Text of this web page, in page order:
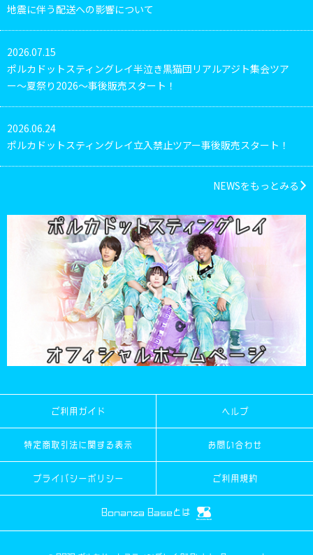
地震に伴う配送への影響について
2026.07.15
ポルカドットスティングレイ半泣き黒猫団リアルアジト集会ツア
ー〜夏祭り2026〜事後販売スタート！
2026.06.24
ポルカドットスティングレイ立入禁止ツアー事後販売スタート！
NEWSをもっとみる
ご利用ガイド ヘルプ
特定商取引法に関する表示 お問い合わせ
プライバシーポリシー ご利用規約
Bonanza Baseとは